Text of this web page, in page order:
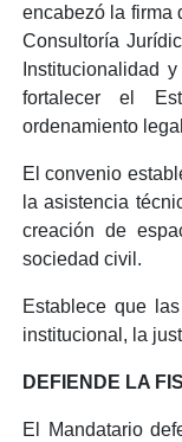
encabezó la firma
Consultoría
Institucionalidad
fortalecer el
ordenamiento
El convenio
la asistencia
creación de
sociedad civil.
Establece que
institucional, la
DEFIENDE LA
El Mandatario